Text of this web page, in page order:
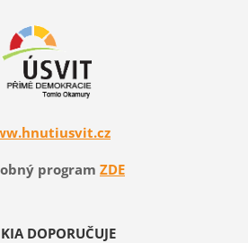
program ZDE
DOPORUČUJE